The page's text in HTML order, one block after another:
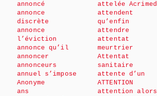
annoncé
annonce
discrète
annonce
l’éviction
annonce qu’il
annoncer
annonceurs
annuel s’impose
Anonyme
ans
attelée Acrimed
attendent
qu’enfin
attendre
attentat
meurtrier
Attentat
sanitaire
attente d’un
ATTENTION
attention alors